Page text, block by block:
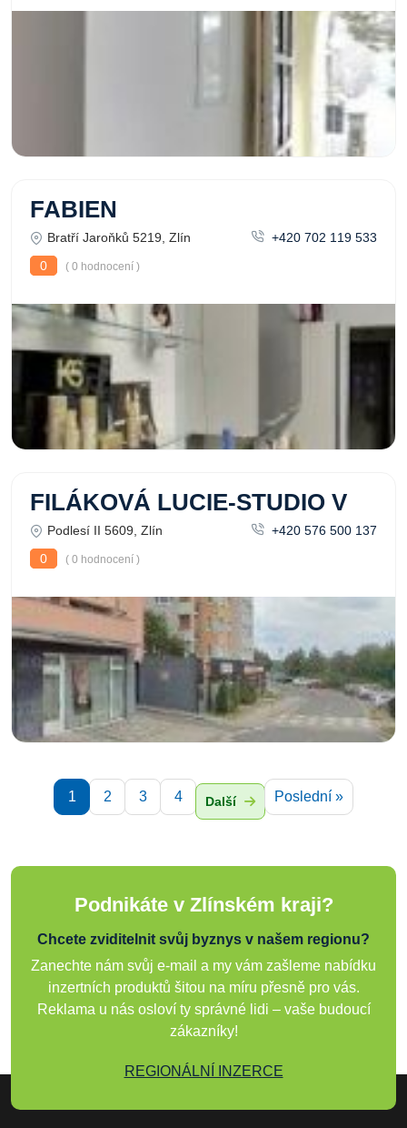
FABIEN
Bratří Jaroňků 5219, Zlín
+420 702 119 533
0
( 0 hodnocení )
FILÁKOVÁ LUCIE-STUDIO V
Podlesí II 5609, Zlín
+420 576 500 137
0
( 0 hodnocení )
1 2 3 4 Další Poslední »
Podnikáte v Zlínském kraji?
Chcete zviditelnit svůj byznys v našem regionu?
Zanechte nám svůj e-mail a my vám zašleme nabídku
inzertních produktů šitou na míru přesně pro vás.
Reklama u nás osloví ty správné lidi – vaše budoucí
zákazníky!
REGIONÁLNÍ INZERCE